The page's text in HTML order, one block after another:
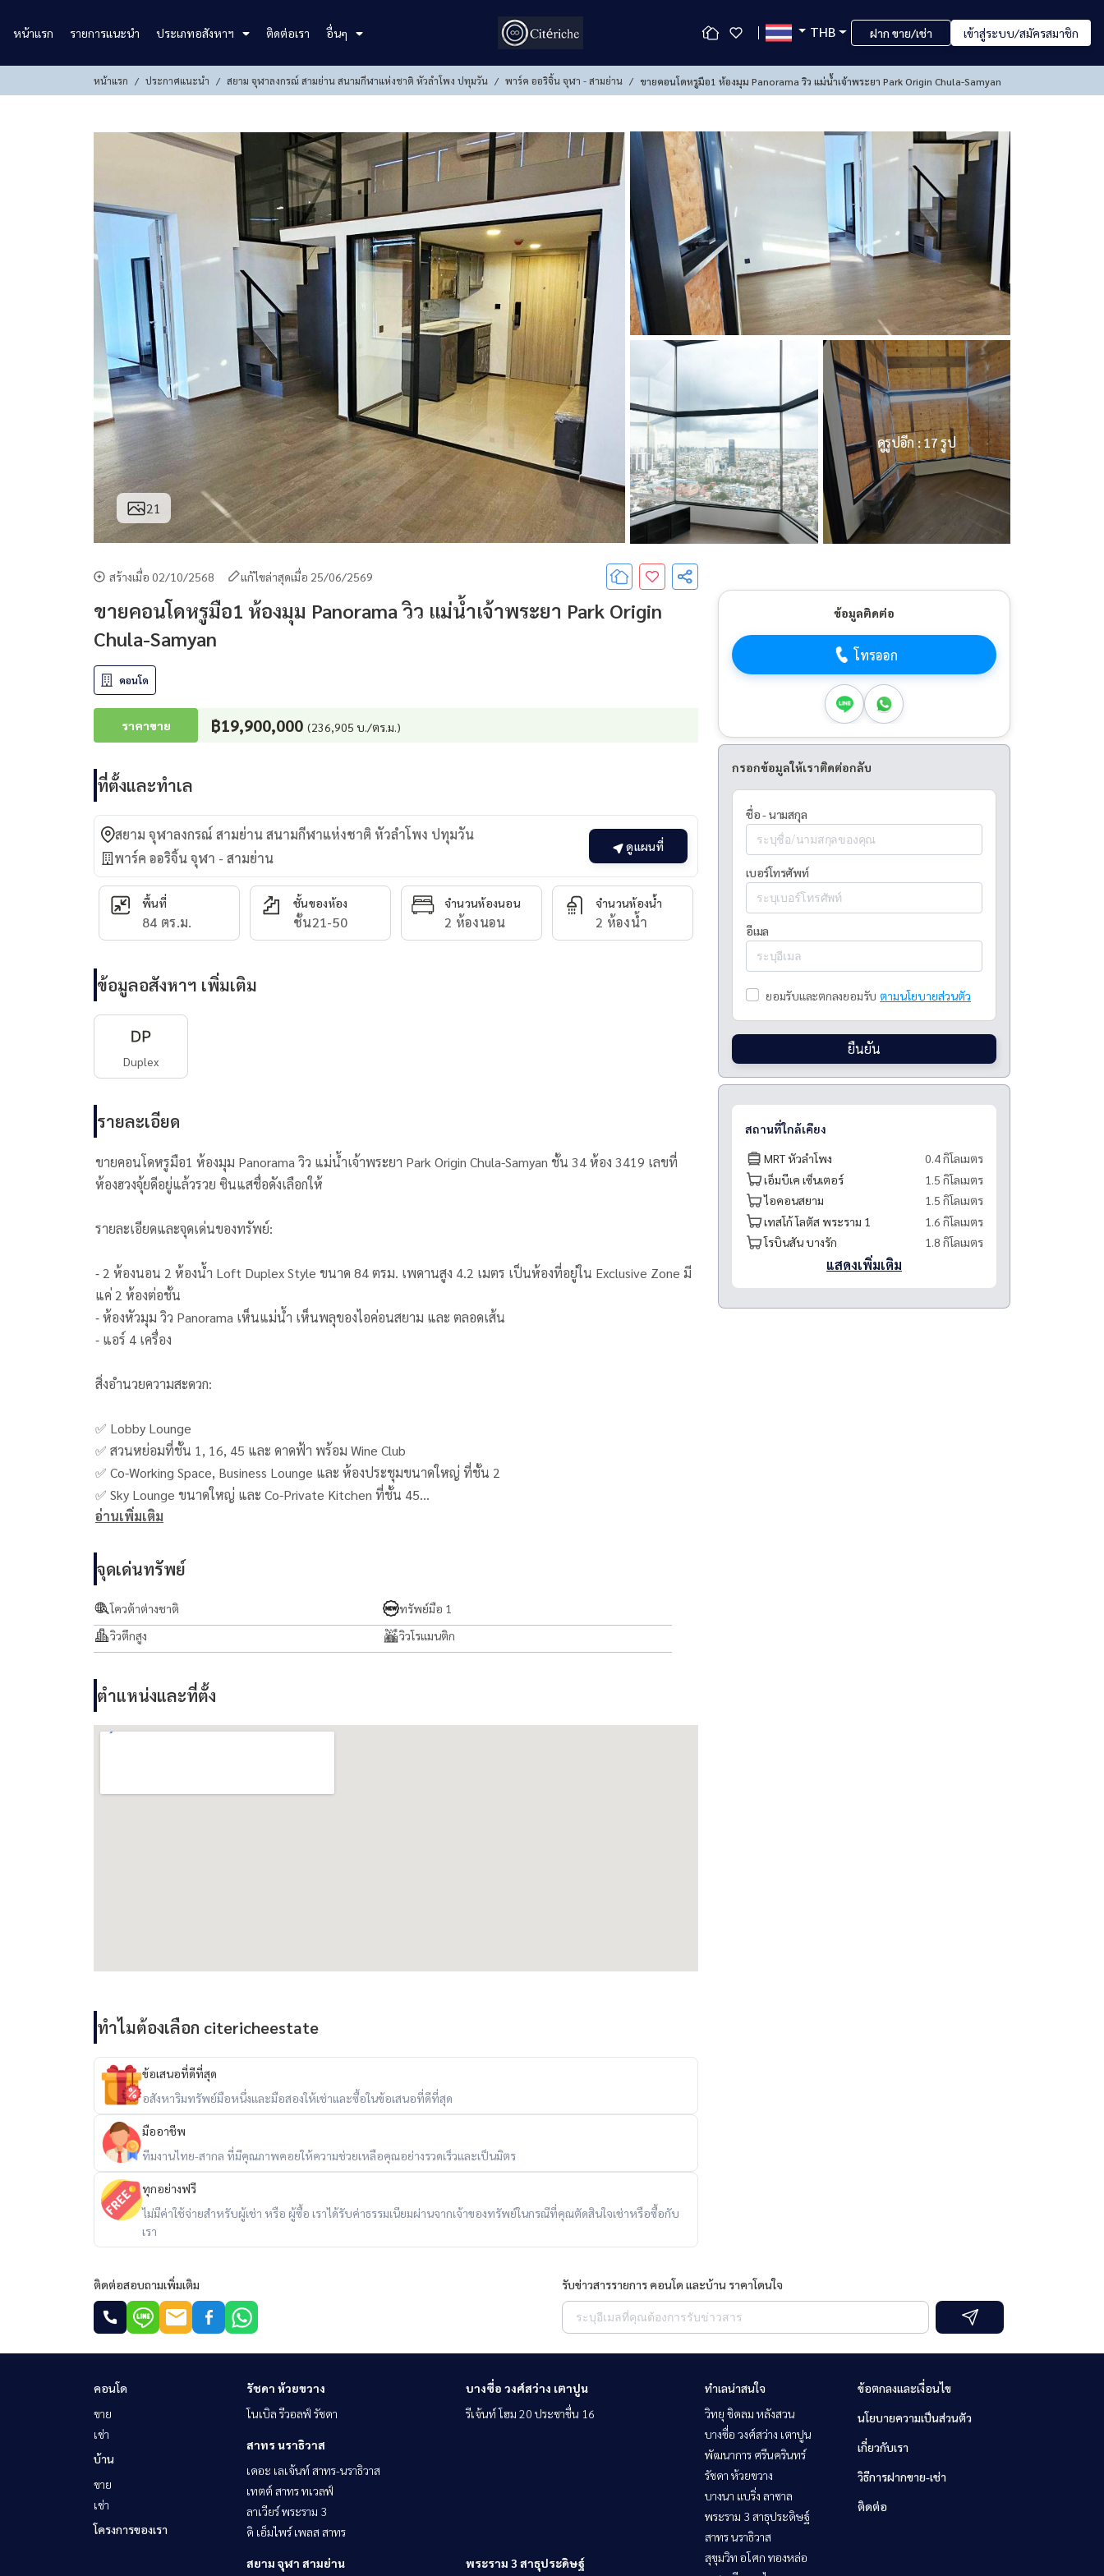
หน้าแรก รายการแนะนำ ประเภทอสังหาฯ ติดต่อเรา อื่นๆ THB ฝาก ขาย/เช่า เข้าสู่ระบบ/สมัครสมาชิก
หน้าแรก ประกาศแนะนำ สยาม จุฬาลงกรณ์ สามย่าน สนามกีฬาแห่งชาติ หัวลำโพง ปทุมวัน พาร์ค ออริจิ้น จุฬา - สามย่าน ขายคอนโดหรูมือ1 ห้องมุม Panorama วิว แม่น้ำเจ้าพระยา Park Origin Chula-Samyan
21
ดูรูปอีก : 17 รูป
สร้างเมื่อ 02/10/2568 แก้ไขล่าสุดเมื่อ 25/06/2569
ขายคอนโดหรูมือ1 ห้องมุม Panorama วิว แม่น้ำเจ้าพระยา Park Origin
Chula-Samyan
คอนโด
ราคาขาย ฿19,900,000 (236,905 บ./ตร.ม.)
ที่ตั้งและทำเล
สยาม จุฬาลงกรณ์ สามย่าน สนามกีฬาแห่งชาติ หัวลำโพง ปทุมวัน
พาร์ค ออริจิ้น จุฬา - สามย่าน
ดูแผนที่
พื้นที่
84 ตร.ม.
ชั้นของห้อง
ชั้น21-50
จำนวนห้องนอน
2 ห้องนอน
จำนวนห้องน้ำ
2 ห้องน้ำ
ข้อมูลอสังหาฯ เพิ่มเติม
Duplex
รายละเอียด
ขายคอนโดหรูมือ1 ห้องมุม Panorama วิว แม่น้ำเจ้าพระยา Park Origin Chula-Samyan ชั้น 34 ห้อง 3419 เลขที่
ห้องฮวงจุ้ยดีอยู่แล้วรวย ซินแสชื่อดังเลือกให้
รายละเอียดและจุดเด่นของทรัพย์:
⁃ 2 ห้องนอน 2 ห้องน้ำ Loft Duplex Style ขนาด 84 ตรม. เพดานสูง 4.2 เมตร เป็นห้องที่อยู่ใน Exclusive Zone มี
แค่ 2 ห้องต่อชั้น
⁃ ห้องหัวมุม วิว Panorama เห็นแม่น้ำ เห็นพลุของไอค่อนสยาม และ ตลอดเส้น
⁃ แอร์ 4 เครื่อง
สิ่งอำนวยความสะดวก:
✅ Lobby Lounge
✅ สวนหย่อมที่ชั้น 1, 16, 45 และ ดาดฟ้า พร้อม Wine Club
✅ Co-Working Space, Business Lounge และ ห้องประชุมขนาดใหญ่ ที่ชั้น 2
✅ Sky Lounge ขนาดใหญ่ และ Co-Private Kitchen ที่ชั้น 45
✅ Fitness ที่ชั้น 45M
✅ Infinity Pool สระว่ายน้ำระบบ เกลือ ชั้น 46
✅ ลิฟต์โดยสาร 5 ตัว/อาคาร
✅ Service Lift 1 ตัว
✅ ที่จอดรถประมาณ 60% (Auto Parking ทั้งโครงการ)
✅ ระบบรักษาความปลอดภัยในโครงการ CCTV / Key Card Access / Security Guards ตลอด 24 ชั่วโมง
สถานที่ใกล้เคียง:
⁃ MRT สามย่าน
*** Price : 19.9 ล้านบาท
สนใจสอบถามรายละเอียดเพิ่มเติมได้เลยค่ะ
อ่านเพิ่มเติม
จุดเด่นทรัพย์
โควต้าต่างชาติ
ทรัพย์มือ 1
วิวตึกสูง
วิวโรแมนติก
ตำแหน่งและที่ตั้ง
ทำไมต้องเลือก citericheestate
ข้อเสนอที่ดีที่สุด
อสังหาริมทรัพย์มือหนึ่งและมือสองให้เช่าและซื้อในข้อเสนอที่ดีที่สุด
มืออาชีพ
ทีมงานไทย-สากล ที่มีคุณภาพคอยให้ความช่วยเหลือคุณอย่างรวดเร็วและเป็นมิตร
ทุกอย่างฟรี
ไม่มีค่าใช้จ่ายสำหรับผู้เช่า หรือ ผู้ซื้อ เราได้รับค่าธรรมเนียมผ่านจากเจ้าของทรัพย์ในกรณีที่คุณตัดสินใจเช่าหรือซื้อกับ
เรา
ข้อมูลติดต่อ
โทรออก
กรอกข้อมูลให้เราติดต่อกลับ
ชื่อ - นามสกุล
เบอร์โทรศัพท์
อีเมล
ยอมรับและตกลงยอมรับ ตามนโยบายส่วนตัว
ยืนยัน
สถานที่ใกล้เคียง
MRT หัวลำโพง
0.4 กิโลเมตร
เอ็มบีเค เซ็นเตอร์
1.5 กิโลเมตร
ไอคอนสยาม
1.5 กิโลเมตร
เทสโก้ โลตัส พระราม 1
1.6 กิโลเมตร
โรบินสัน บางรัก
1.8 กิโลเมตร
แสดงเพิ่มเติม
ติดต่อสอบถามเพิ่มเติม รับข่าวสารรายการ คอนโด และบ้าน ราคาโดนใจ
คอนโด
ขาย
เช่า
บ้าน
ขาย
เช่า
โครงการของเรา
รัชดา ห้วยขวาง
โนเบิล รีวอลฟ์ รัชดา
บางซื่อ วงศ์สว่าง เตาปูน
รีเจ้นท์ โฮม 20 ประชาชื่น 16
สาทร นราธิวาส
เดอะ เลเจ้นท์ สาทร-นราธิวาส
เทตต์ สาทร ทเวลฟ์
ลาเวียร์ พระราม 3
ดิ เอ็มไพร์ เพลส สาทร
สยาม จุฬา สามย่าน พระราม 3 สาธุประดิษฐ์
ทำเลน่าสนใจ
วิทยุ ชิดลม หลังสวน
บางซื่อ วงศ์สว่าง เตาปูน
พัฒนาการ ศรีนครินทร์
รัชดา ห้วยขวาง
บางนา แบริ่ง ลาซาล
พระราม 3 สาธุประดิษฐ์
สาทร นราธิวาส
สุขุมวิท อโศก ทองหล่อ
ข้อตกลงและเงื่อนไข
นโยบายความเป็นส่วนตัว
เกี่ยวกับเรา
วิธีการฝากขาย-เช่า
ติดต่อ